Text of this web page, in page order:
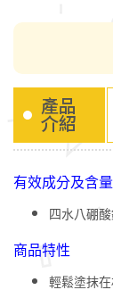
產品
介紹
有效成分及含量
四水八硼酸
商品特性
輕鬆塗抹